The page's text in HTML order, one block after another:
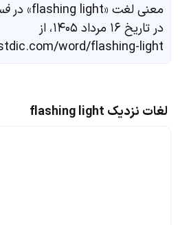
معنی لغت «flashing light» در
در تاریخ ۱۶ مرداد ۱۴۰۵، از
word/flashing-light
لغات نزدیک flashing light